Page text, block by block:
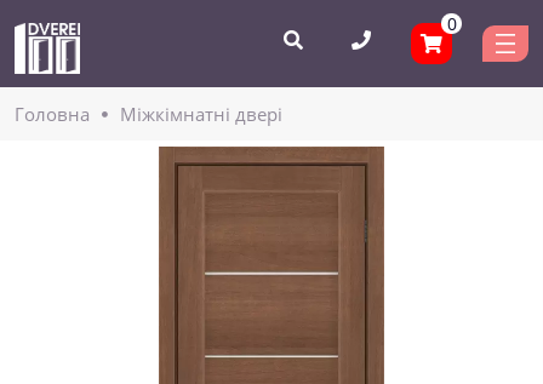
0
Головнa Міжкімнатні двері